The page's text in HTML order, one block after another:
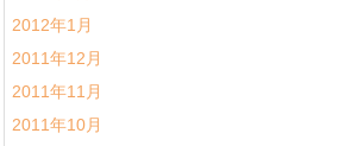
2012年1月
2011年12月
2011年11月
2011年10月